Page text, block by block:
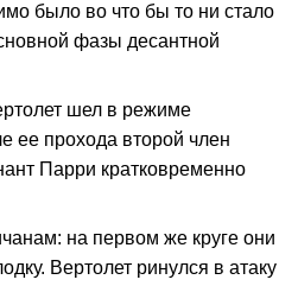
было во что бы то ни стало
фазы десантной
шел в режиме
ее прохода второй член
Парри кратковременно
на первом же круге они
Вертолет ринулся в атаку